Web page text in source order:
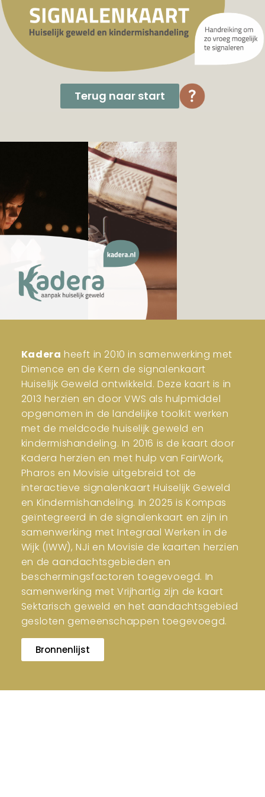
Terug naar start
Kadera heeft in 2010 in samenwerking met
Dimence en de Kern de signalenkaart
Huiselijk Geweld ontwikkeld. Deze kaart is in
2013 herzien en door VWS als hulpmiddel
opgenomen in de landelijke toolkit werken
met de meldcode huiselijk geweld en
kindermishandeling. In 2016 is de kaart door
Kadera herzien en met hulp van FairWork,
Pharos en Movisie uitgebreid tot de
interactieve signalenkaart Huiselijk Geweld
en Kindermishandeling. In 2025 is Kompas
geïntegreerd in de signalenkaart en zijn in
samenwerking met Integraal Werken in de
Wijk (IWW), NJi en Movisie de kaarten herzien
en de aandachtsgebieden en
beschermingsfactoren toegevoegd. In
samenwerking met Vrijhartig zijn de kaart
Sektarisch geweld en het aandachtsgebied
gesloten gemeenschappen toegevoegd.
Bronnenlijst